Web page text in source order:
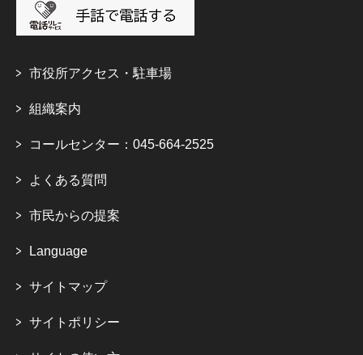
市役所アクセス・駐車場
組織案内
コールセンター：045-664-2525
よくある質問
市民からの提案
Language
サイトマップ
サイトポリシー